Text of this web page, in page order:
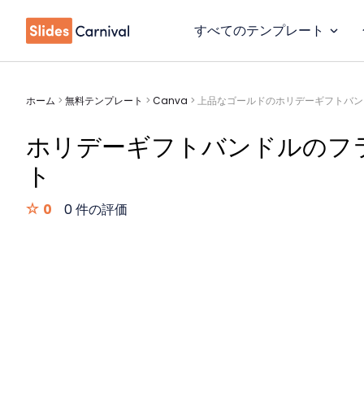
すべてのテンプレート
ホーム > 無料テンプレート > Canva > 上品なゴールドのホリデーギフトバ
ホリデーギフトバンドルの
ト
0 0 件の評価